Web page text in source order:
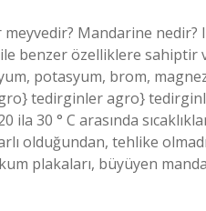
meyvedir? Mandarine
benzer özelliklere sahiptir
potasyum, brom,
tedirginler agro}
ila 30 ° C arasında
olduğundan, tehlike
plakaları, büyüyen